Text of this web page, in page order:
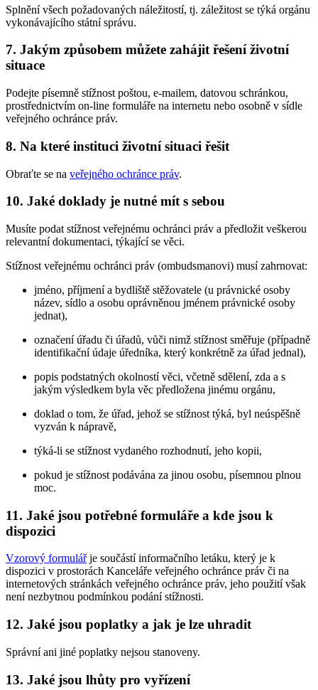
Splnění všech požadovaných náležitostí, tj. záležitost se týká orgánu
vykonávajícího státní správu.
7. Jakým způsobem můžete zahájit řešení životní
situace
Podejte písemně stížnost poštou, e-mailem, datovou schránkou,
prostřednictvím on-line formuláře na internetu nebo osobně v sídle
veřejného ochránce práv.
8. Na které instituci životní situaci řešit
Obraťte se na veřejného ochránce práv.
10. Jaké doklady je nutné mít s sebou
Musíte podat stížnost veřejnému ochránci práv a předložit veškerou
relevantní dokumentaci, týkající se věci.
Stížnost veřejnému ochránci práv (ombudsmanovi) musí zahrnovat:
jméno, příjmení a bydliště stěžovatele (u právnické osoby
název, sídlo a osobu oprávněnou jménem právnické osoby
jednat),
označení úřadu či úřadů, vůči nimž stížnost směřuje (případně
identifikační údaje úředníka, který konkrétně za úřad jednal),
popis podstatných okolností věci, včetně sdělení, zda a s
jakým výsledkem byla věc předložena jinému orgánu,
doklad o tom, že úřad, jehož se stížnost týká, byl neúspěšně
vyzván k nápravě,
týká-li se stížnost vydaného rozhodnutí, jeho kopii,
pokud je stížnost podávána za jinou osobu, písemnou plnou
moc.
11. Jaké jsou potřebné formuláře a kde jsou k
dispozici
Vzorový formulářje součástí informačního letáku, který je k
dispozici v prostorách Kanceláře veřejného ochránce práv či na
internetových stránkách veřejného ochránce práv, jeho použití však
není nezbytnou podmínkou podání stížnosti.
12. Jaké jsou poplatky a jak je lze uhradit
Správní ani jiné poplatky nejsou stanoveny.
13. Jaké jsou lhůty pro vyřízení